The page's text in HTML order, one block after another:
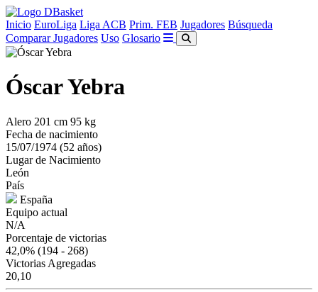
Inicio EuroLiga Liga ACB Prim. FEB Jugadores Búsqueda
Comparar Jugadores Uso Glosario
Óscar Yebra
Alero 201 cm 95 kg
Fecha de nacimiento
15/07/1974 (52 años)
Lugar de Nacimiento
León
País
España
Equipo actual
N/A
Porcentaje de victorias
42,0% (194 - 268)
Victorias Agregadas
20,10